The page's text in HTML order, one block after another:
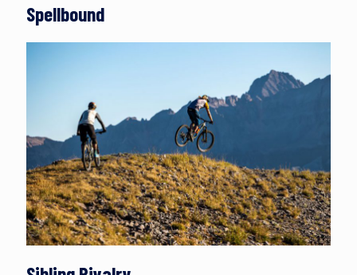
Spellbound